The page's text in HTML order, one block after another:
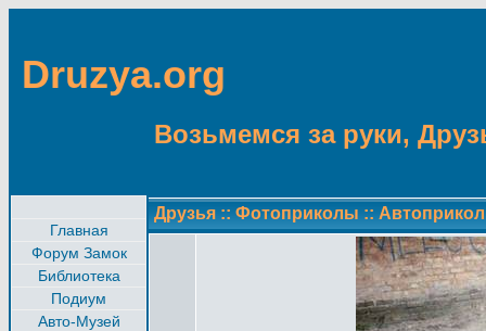
Druzya.org
Возьмемся за руки,
Главная
Форум Замок
Библиотека
Подиум
Авто-Музей
Друзья :: Фотоприколы ::